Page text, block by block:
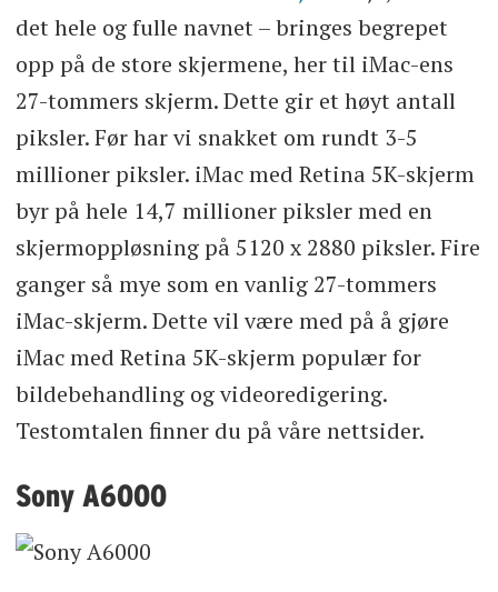
det hele og fulle navnet – bringes begrepet
opp på de store skjermene, her til iMac-ens
27-tommers skjerm. Dette gir et høyt antall
piksler. Før har vi snakket om rundt 3-5
millioner piksler. iMac med Retina 5K-skjerm
byr på hele 14,7 millioner piksler med en
skjermoppløsning på 5120 x 2880 piksler. Fire
ganger så mye som en vanlig 27-tommers
iMac-skjerm. Dette vil være med på å gjøre
iMac med Retina 5K-skjerm populær for
bildebehandling og videoredigering.
Testomtalen finner du på våre nettsider.
Sony A6000